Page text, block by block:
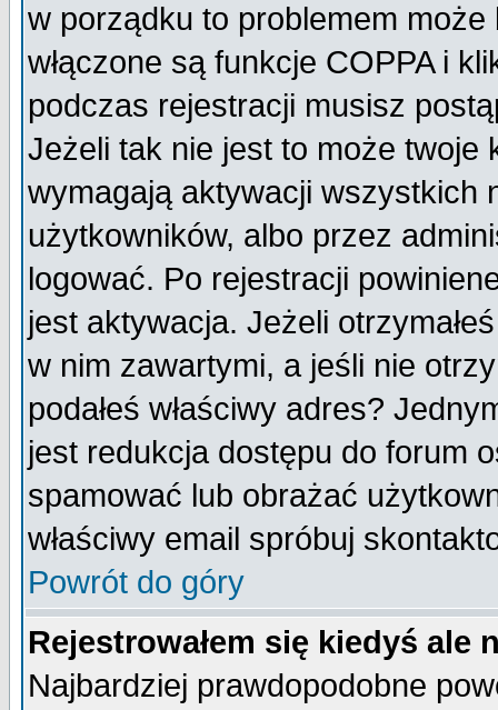
w porządku to problemem
włączone są funkcje COPPA i
podczas rejestracji musisz
Jeżeli tak nie jest to może twoje
wymagają aktywacji wszystkich
użytkowników, albo przez
logować. Po rejestracji
jest aktywacja. Jeżeli
w nim zawartymi, a jeśli nie
podałeś właściwy adres?
jest redukcja dostępu do forum
spamować lub obrażać
właściwy email spróbuj
Powrót do góry
Rejestrowałem się kiedyś ale
Najbardziej prawdopodobne